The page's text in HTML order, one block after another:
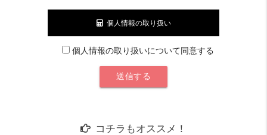
個人情報の取り扱い
個人情報の取り扱いについて同意する
コチラもオススメ！